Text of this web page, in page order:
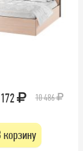
10 486
корзину